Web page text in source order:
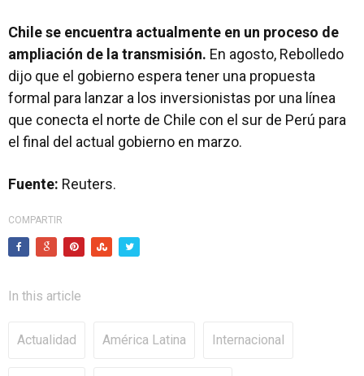
Chile se encuentra actualmente en un proceso de
ampliación de la transmisión. En agosto, Rebolledo
dijo que el gobierno espera tener una propuesta
formal para lanzar a los inversionistas por una línea
que conecta el norte de Chile con el sur de Perú para
el final del actual gobierno en marzo.
Fuente: Reuters.
COMPARTIR
In this article
Actualidad América Latina Internacional